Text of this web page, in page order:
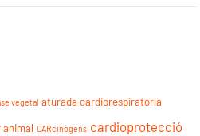
vegetal aturada cardiorespiratoria
animal CARcinògens cardioprotecció